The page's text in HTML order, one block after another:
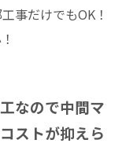
事だけでもOK！
なので中間マ
ストが抑えら